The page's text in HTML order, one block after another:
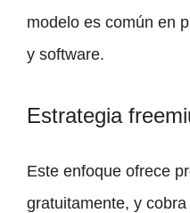
modelo es común en
y software.
Estrategia
Este enfoque ofrece
gratuitamente, y